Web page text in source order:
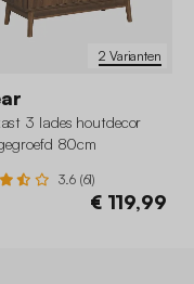
2 Varianten
3 lades houtdecor
80cm
3.6 (61)
€ 119,99